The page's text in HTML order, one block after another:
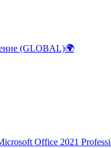
(GLOBAL)🌍
Office 2021